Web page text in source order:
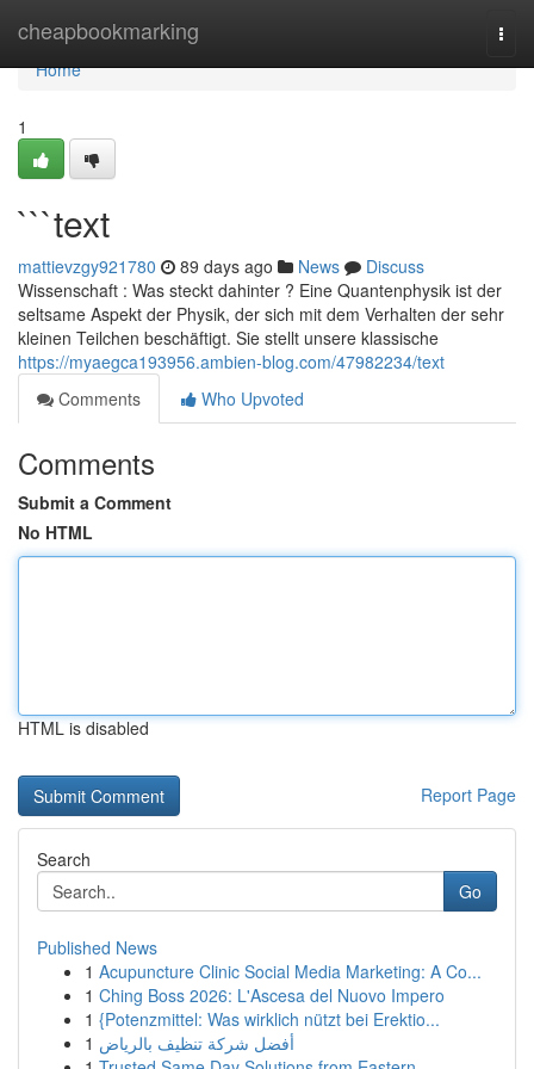
cheapbookmarking
Home
Home
1
```text
mattievzgy921780 89 days ago News
Discuss
Wissenschaft : Was steckt dahinter ? Eine Quantenphysik ist der
seltsame Aspekt der Physik, der sich mit dem Verhalten der sehr
kleinen Teilchen beschäftigt. Sie stellt unsere klassische
https://myaegca193956.ambien-blog.com/47982234/text
Comments
Who Upvoted
Comments
Submit a Comment
No HTML
HTML is disabled
Report Page
Search
Go
Published News
1 Acupuncture Clinic Social Media Marketing: A Co...
1 Ching Boss 2026: L'Ascesa del Nuovo Impero
1 {Potenzmittel: Was wirklich nützt bei Erektio...
1 أفضل شركة تنظيف بالرياض